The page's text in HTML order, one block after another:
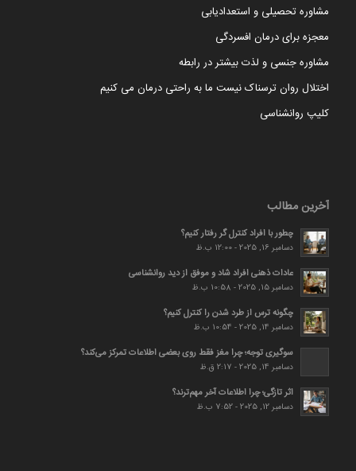
مشاوره تحصیلی و استعدادیابی
معجزه برای درمان افسردگی
مشاوره جنسی و لذت بیشتر در رابطه
اختلال روان ترسناک نیست ما به راحتی درمان می کنیم
کلیپ روانشناسی
آخرین مطالب
چطور با افراد کنترل گر رفتار کنیم؟
دسامبر 16, 2025 - 12:00 ب.ظ
عادات ذهنی افراد شاد و موفق از دید روانشناسی
دسامبر 15, 2025 - 10:58 ب.ظ
چگونه ترس از طرد شدن را کنترل کنیم؟
دسامبر 14, 2025 - 10:54 ب.ظ
سوگیری توجه؛ چرا مغز فقط روی بعضی اطلاعات تمرکز می‌کند؟
دسامبر 14, 2025 - 2:17 ق.ظ
اثر تازگی؛ چرا اطلاعات آخر مهم‌ترند؟
دسامبر 12, 2025 - 7:52 ب.ظ